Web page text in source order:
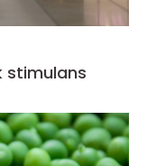
stimulans